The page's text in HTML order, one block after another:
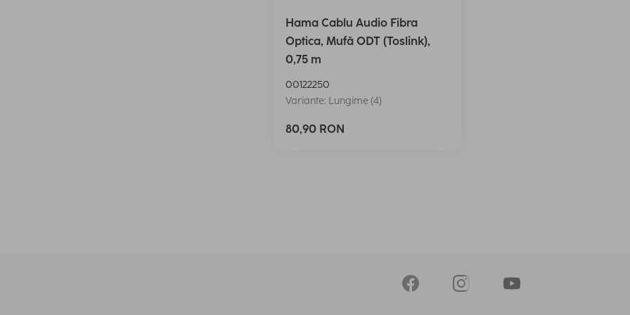
Hama Cablu Audio Fibra
Optica, Mufă ODT (Toslink),
0,75 m
00122250
Variante: Lungime (4)
80,90 RON